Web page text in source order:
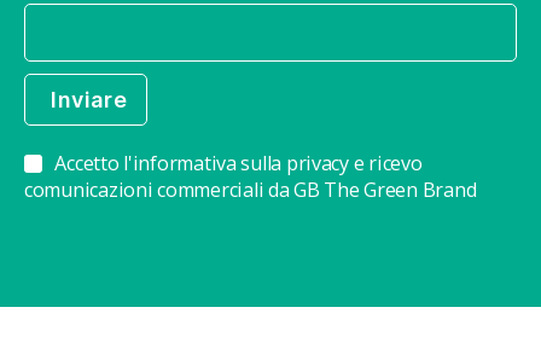
Accetto l'informativa sulla privacy e ricevo
comunicazioni commerciali da GB The Green Brand